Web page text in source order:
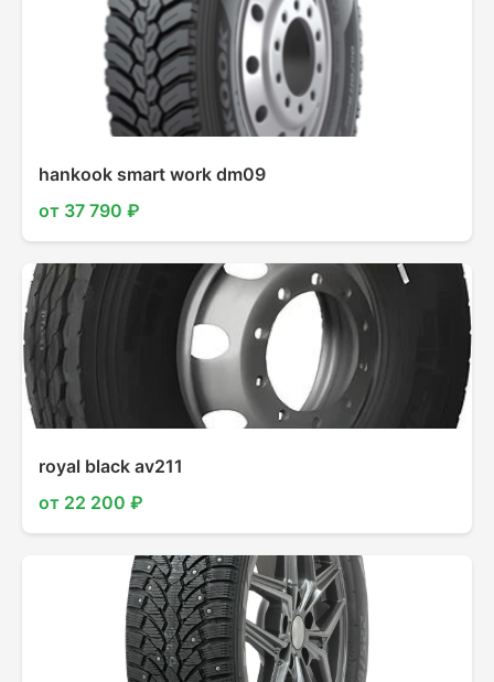
hankook smart work dm09
от 37 790 ₽
royal black av211
от 22 200 ₽